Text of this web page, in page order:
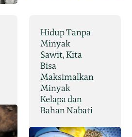
Hidup Tanpa
Minyak
Sawit, Kita
Bisa
Maksimalkan
Minyak
Kelapa dan
Bahan Nabati